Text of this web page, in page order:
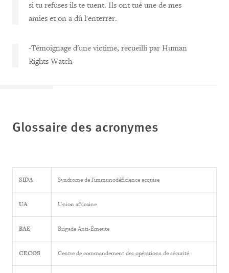
si tu refuses ils te tuent. Ils ont tué une de mes
amies et on a dû l'enterrer.
-Témoignage d'une victime, recueilli par Human
Rights Watch
Glossaire des acronymes
SIDA Syndrome de l'immunodéficience acquise
UA Union africaine
BAE Brigade Anti-Émeute
CECOS Centre de commandement des opérations de sécurité